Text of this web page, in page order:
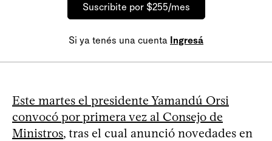
Suscribite por $255/mes
Si ya tenés una cuenta Ingresá
Este martes el presidente Yamandú Orsi
convocó por primera vez al Consejo de
Ministros, tras el cual anunció novedades en